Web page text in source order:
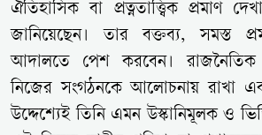
ঐতিহাসিক বা প্রত্নতাত্ত্বিক প্রমাণ
জানিয়েছেন। তার বক্তব্য, সমস্ত
আদালতে পেশ করবেন। রাজনৈতিক
নিজের সংগঠনকে আলোচনায় রাখা
উদ্দেশ্যেই তিনি এমন উস্কানিমূলক ও